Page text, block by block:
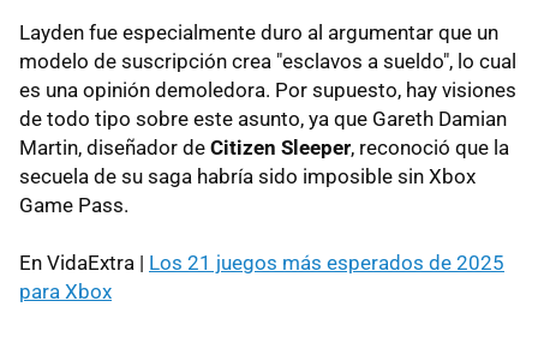
Layden fue especialmente duro al argumentar que un
modelo de suscripción crea "esclavos a sueldo", lo cual
es una opinión demoledora. Por supuesto, hay visiones
de todo tipo sobre este asunto, ya que Gareth Damian
Martin, diseñador de Citizen Sleeper, reconoció que la
secuela de su saga habría sido imposible sin Xbox
Game Pass.
En VidaExtra | Los 21 juegos más esperados de 2025
para Xbox